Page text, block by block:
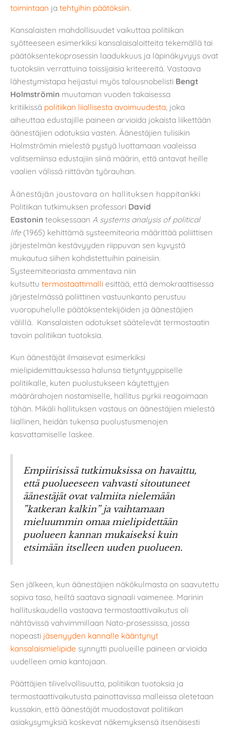
toimintaan ja tehtyihin päätöksiin.
Kansalaisten mahdollisuudet vaikuttaa politiikan
syötteeseen esimerkiksi kansalaisaloitteita tekemällä tai
päätöksentekoprosessin laadukkuus ja läpinäkyvyys ovat
tuotoksiin verrattuina toissijaisia kriteereitä. Vastaava
lähestymistapa heijastui myös talousnobelisti Bengt
Holmströmin muutaman vuoden takaisessa
kritiikissä politiikan liiallisesta avoimuudesta, joka
aiheuttaa edustajille paineen arvioida jokaista liikettään
äänestäjien odotuksia vasten. Äänestäjien tulisikin
Holmströmin mielestä pystyä luottamaan vaaleissa
valitsemiinsa edustajiin siinä määrin, että antavat heille
vaalien välissä riittävän työrauhan.
Äänestäjän joustovara on hallituksen happitankki
Politiikan tutkimuksen professori David
Eastonin teoksessaan A systems analysis of political
life (1965) kehittämä systeemiteoria määrittää poliittisen
järjestelmän kestävyyden riippuvan sen kyvystä
mukautua siihen kohdistettuihin paineisiin.
Systeemiteoriasta ammentava niin
kutsuttu termostaattimalli esittää, että demokraattisessa
järjestelmässä poliittinen vastuunkanto perustuu
vuoropuhelulle päätöksentekijöiden ja äänestäjien
välillä. Kansalaisten odotukset säätelevät termostaatin
tavoin politiikan tuotoksia.
Kun äänestäjät ilmaisevat esimerkiksi
mielipidemittauksessa halunsa tietyntyyppiselle
politiikalle, kuten puolustukseen käytettyjen
määrärahojen nostamiselle, hallitus pyrkii reagoimaan
tähän. Mikäli hallituksen vastaus on äänestäjien mielestä
liiallinen, heidän tukensa puolustusmenojen
kasvattamiselle laskee.
Empiirisissä tutkimuksissa on havaittu,
että puolueeseen vahvasti sitoutuneet
äänestäjät ovat valmiita nielemään
”katkeran kalkin” ja vaihtamaan
mieluummin omaa mielipidettään
puolueen kannan mukaiseksi kuin
etsimään itselleen uuden puolueen.
Sen jälkeen, kun äänestäjien näkökulmasta on saavutettu
sopiva taso, heiltä saatava signaali vaimenee. Marinin
hallituskaudella vastaava termostaattivaikutus oli
nähtävissä vahvimmillaan Nato-prosessissa, jossa
nopeasti jäsenyyden kannalle kääntynyt
kansalaismielipide synnytti puolueille paineen arvioida
uudelleen omia kantojaan.
Päättäjien tilivelvollisuutta, politiikan tuotoksia ja
termostaattivaikutusta painottavissa malleissa oletetaan
kussakin, että äänestäjät muodostavat politiikan
asiakysymyksiä koskevat näkemyksensä itsenäisesti